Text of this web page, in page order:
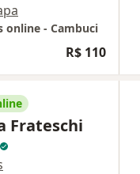
online - Cambuci
R$ 110
Frateschi